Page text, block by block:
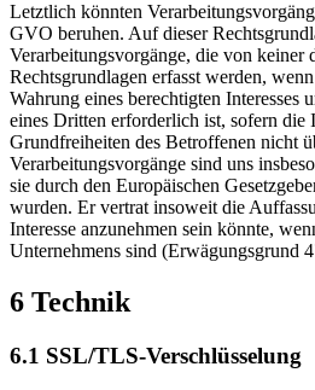
Letztlich könnten
GVO beruhen. Auf dieser
Verarbeitungsvorgänge, die von keiner
Rechtsgrundlagen erfasst werden,
Wahrung eines berechtigten Interesses
eines Dritten erforderlich ist, sofern die
Grundfreiheiten des Betroffenen nicht
Verarbeitungsvorgänge sind uns
sie durch den Europäischen
wurden. Er vertrat insoweit die
Interesse anzunehmen sein könnte,
Unternehmens sind (Erwägungsgrund
6 Technik
6.1 SSL/TLS-Verschlüsselung